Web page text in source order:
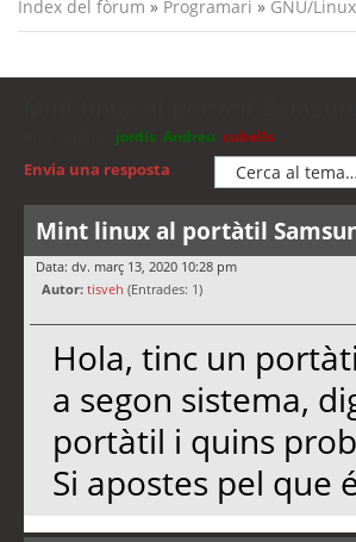
Índex del fòrum » Programari » GNU/Linux
jordis Andreu cubells
Envia una resposta
Mint linux al portàtil
Data: dv. març 13, 2020 10:28 pm
Autor: tisveh (Entrades: 1)
Hola, tinc un
a segon sistema,
portàtil i quins
Si apostes pel que